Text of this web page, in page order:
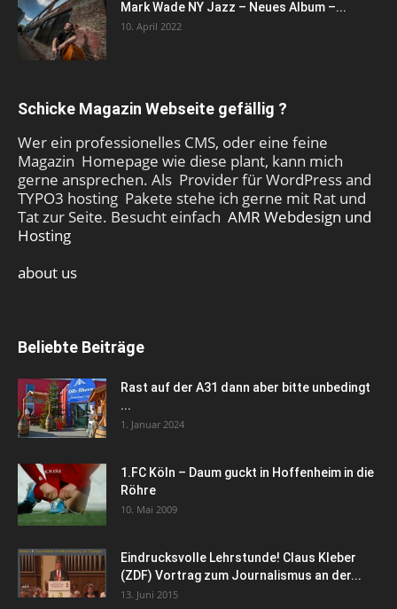
Mark Wade NY Jazz – Neues Album –...
10. April 2022
Schicke Magazin Webseite gefällig ?
Wer ein professionelles CMS, oder eine feine
Magazin Homepage wie diese plant, kann mich
gerne ansprechen. Als Provider für WordPress and
TYPO3 hosting Pakete stehe ich gerne mit Rat und
Tat zur Seite. Besucht einfach AMR Webdesign und
Hosting
about us
Beliebte Beiträge
Rast auf der A31 dann aber bitte unbedingt
...
1. Januar 2024
1.FC Köln – Daum guckt in Hoffenheim in die
Röhre
10. Mai 2009
Eindrucksvolle Lehrstunde! Claus Kleber
(ZDF) Vortrag zum Journalismus an der...
13. Juni 2015